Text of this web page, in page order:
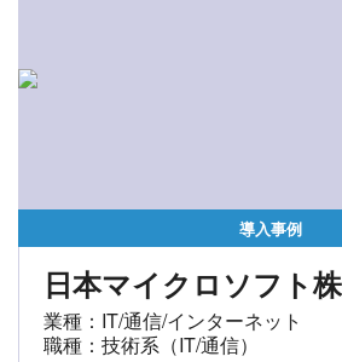
導入事例
日本マイクロソフト
業種：IT/通信/インターネット
職種：技術系（IT/通信）